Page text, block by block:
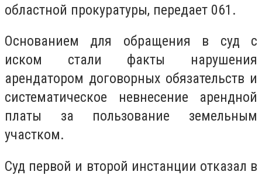
областной прокуратуры, передает 061.
Основанием для обращения в суд с
иском стали факты нарушения
арендатором договорных обязательств и
систематическое невнесение арендной
платы за пользование земельным
участком.
Суд первой и второй инстанции отказал в